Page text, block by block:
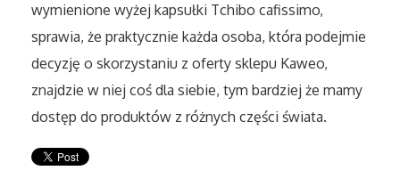
Transport
Części Samochodowe
Wynajem
wymienione wyżej kapsułki Tchibo cafissimo,
sprawia, że praktycznie każda osoba, która podejmie
decyzję o skorzystaniu z oferty sklepu Kaweo,
znajdzie w niej coś dla siebie, tym bardziej że mamy
dostęp do produktów z różnych części świata.